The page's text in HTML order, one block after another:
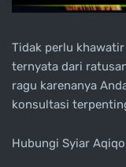
Tidak perlu
ternyata dari
ragu karenanya
konsultasi
Hubungi Syiar